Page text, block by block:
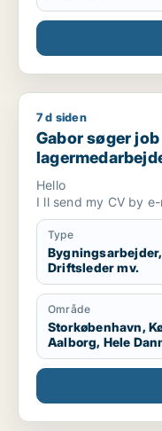
Gabor søger job
7 d siden
Gabor søger
ungarbejder /
Hello
I ll send my CV by
Type
Driftsleder mv.
Område
Storkøbenhavn,
Aalborg, Hele